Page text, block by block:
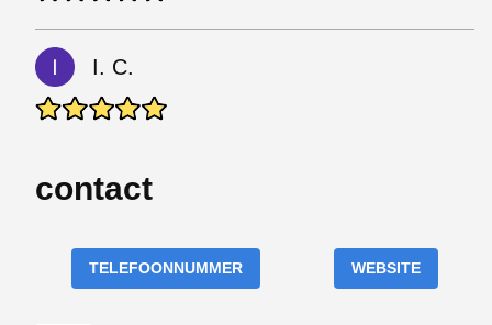
I. C.
contact
TELEFOONNUMMER WEBSITE